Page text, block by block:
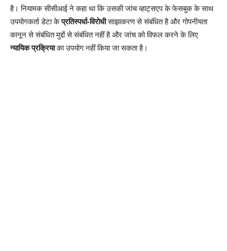
है। नियामक सीसीआई ने कहा था कि उसकी जांच व्हाट्सएप के फेसबुक के साथ
उपयोगकर्ता डेटा केप्रतिस्पर्धा-विरोधीसाझाकरण से संबंधित है और गोपनीयता
कानून से संबंधित मुद्दों से संबंधित नहीं है और जांच को विफल करने के लिए
न्यायिक प्रक्रियाका उपयोग नहीं किया जा सकता है।